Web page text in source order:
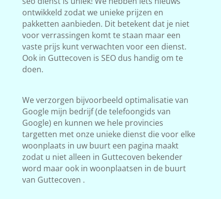
ontwikkeld zodat we unieke prijzen en
pakketten aanbieden. Dit betekent dat je niet
voor verrassingen komt te staan maar een
vaste prijs kunt verwachten voor een dienst.
Ook in Guttecoven is SEO dus handig om te
doen.
We verzorgen bijvoorbeeld optimalisatie van
Google mijn bedrijf (de telefoongids van
Google) en kunnen we hele provincies
targetten met onze unieke dienst die voor elke
woonplaats in uw buurt een pagina maakt
zodat u niet alleen in Guttecoven bekender
word maar ook in woonplaatsen in de buurt
van Guttecoven .